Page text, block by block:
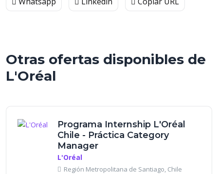
Otras ofertas disponibles de
L'Oréal
Programa Internship L'Oréal
Chile - Práctica Category
Manager
L'Oréal
Región Metropolitana de Santiago, Chile